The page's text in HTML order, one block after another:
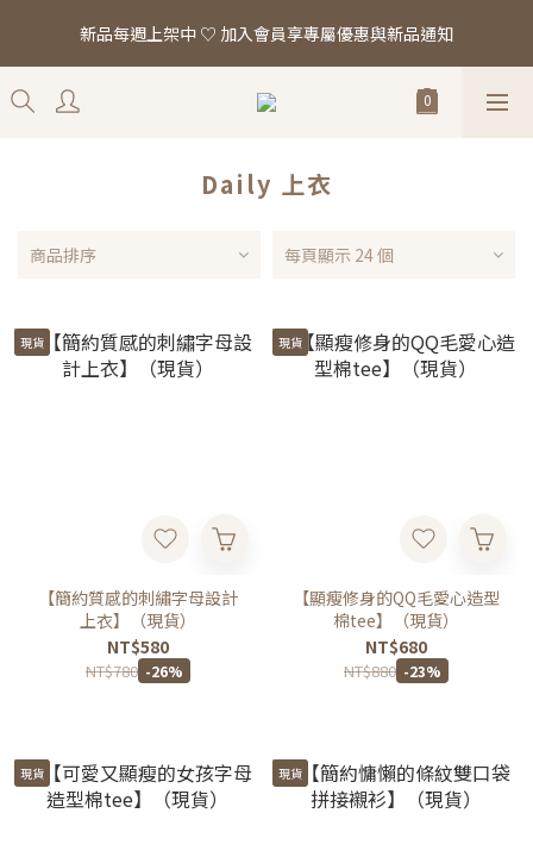
「真正的時尚 是讓你看起來，一切都剛剛好。」全館滿 $2,000 即
享免運
新品每週上架中 ♡ 加入會員享專屬優惠與新品通知
「真正的時尚 是讓你看起來，一切都剛剛好。」全館滿 $2,000 即
享免運
Daily 上衣
商品排序 每頁顯示 24 個
現貨
【簡約質感的刺繡字母設計
上衣】（現貨）
NT$580
NT$780 -26%
現貨
【顯瘦修身的QQ毛愛心造型
棉tee】（現貨）
NT$680
NT$880 -23%
現貨 現貨